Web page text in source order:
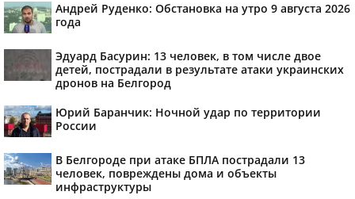
Андрей Руденко: Обстановка на утро 9 августа 2026
года
Эдуард Басурин: 13 человек, в том числе двое
детей, пострадали в результате атаки украинских
дронов на Белгород
Юрий Баранчик: Ночной удар по территории
России
В Белгороде при атаке БПЛА пострадали 13
человек, повреждены дома и объекты
инфраструктуры